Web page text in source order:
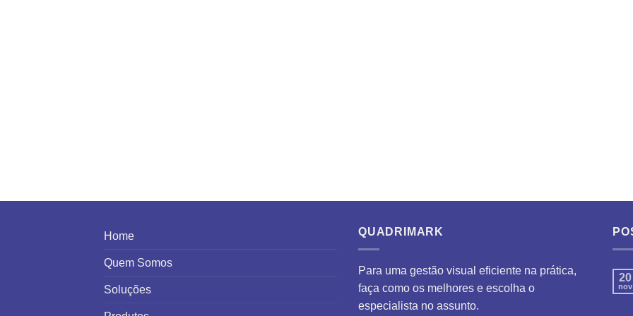
Home
Quem Somos
Soluções
QUADRIMARK
Para uma gestão visual eficiente na prática,
faça como os melhores e escolha o
especialista no assunto.
20
nov